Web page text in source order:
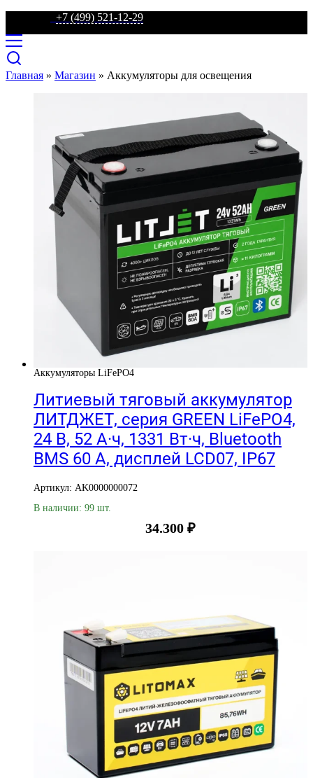
+7 (499) 521-12-29
Главная » Магазин » Аккумуляторы для освещения
Аккумуляторы LiFePO4
Литиевый тяговый аккумулятор
ЛИТДЖЕТ, серия GREEN LiFePO4,
24 В, 52 А·ч, 1331 Вт·ч, Bluetooth
BMS 60 А, дисплей LCD07, IP67
Артикул: AK0000000072
В наличии: 99 шт.
34.300 ₽